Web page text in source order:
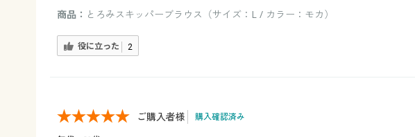
商品： とろみスキッパーブラウス（サイズ：L / カラー：モカ）
役に立った 2
ご購入者様 購入確認済み